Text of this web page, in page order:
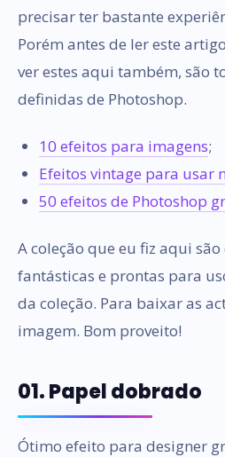
precisar ter bastante
Porém antes de ler este
ver estes aqui também, são
definidas de Photoshop.
10 efeitos para imagens;
Efeitos vintage para usar
50 efeitos de Photoshop
A coleção que eu fiz aqui
fantásticas e prontas para
da coleção. Para baixar as
imagem. Bom proveito!
01. Papel dobrado
Ótimo efeito para designer